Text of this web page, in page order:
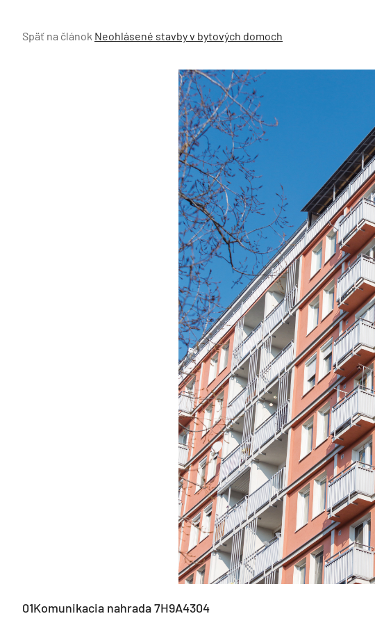
Späť na článok Neohlásené stavby v bytových domoch
01Komunikacia nahrada 7H9A4304